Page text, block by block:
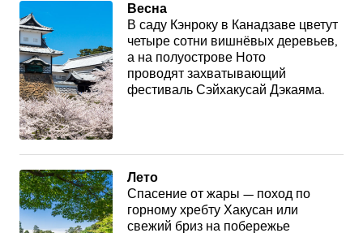
Весна
В саду Кэнроку в Канадзаве цветут
четыре сотни вишнёвых деревьев,
а на полуострове Ното
проводят захватывающий
фестиваль Сэйхакусай Дэкаяма.
Лето
Спасение от жары — поход по
горному хребту Хакусан или
свежий бриз на побережье